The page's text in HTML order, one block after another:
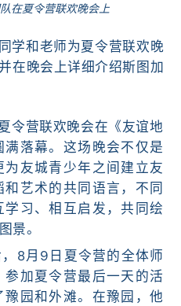
在夏令营联欢晚会上
学和老师为夏令营联欢晚
在晚会上详细介绍斯图加
令营联欢晚会在《友谊地
落幕。这场晚会不仅是
友城青少年之间建立友
艺术的共同语言，不同
习、相互启发，共同绘
景。
8月9日夏令营的全体师
加夏令营最后一天的活
豫园和外滩。在豫园，他